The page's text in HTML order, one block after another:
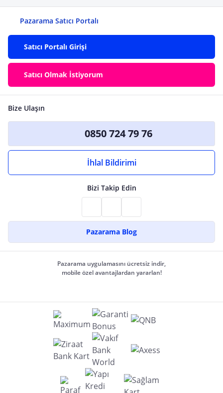
Pazarama Satıcı Portalı
Satıcı Portalı Girişi
Satıcı Olmak İstiyorum
Bize Ulaşın
0850 724 79 76
İhlal Bildirimi
Bizi Takip Edin
Pazarama Blog
Pazarama uygulamasını ücretsiz indir,
mobile özel avantajlardan yararlan!